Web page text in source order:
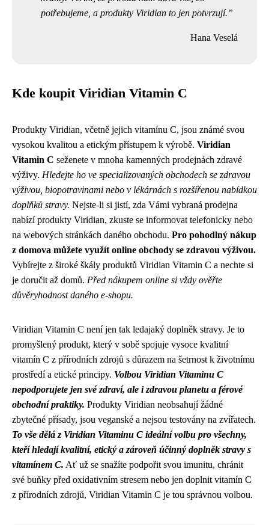
potřebujeme, a produkty Viridian to jen potvrzují.
Hana Veselá
Kde koupit Viridian Vitamin C
Produkty Viridian, včetně jejich vitamínu C, jsou známé svou
vysokou kvalitou a etickým přístupem k výrobě. Viridian
Vitamin C seženete v mnoha kamenných prodejnách zdravé
výživy. Hledejte ho ve specializovaných obchodech se zdravou
výživou, biopotravinami nebo v lékárnách s rozšířenou nabídkou
doplňků stravy. Nejste-li si jistí, zda Vámi vybraná prodejna
nabízí produkty Viridian, zkuste se informovat telefonicky nebo
na webových stránkách daného obchodu. Pro pohodlný nákup
z domova můžete využít online obchody se zdravou výživou.
Vybírejte z široké škály produktů Viridian Vitamin C a nechte si
je doručit až domů. Před nákupem online si vždy ověřte
důvěryhodnost daného e-shopu.
Viridian Vitamin C není jen tak ledajaký doplněk stravy. Je to
promyšlený produkt, který v sobě spojuje vysoce kvalitní
vitamín C z přírodních zdrojů s důrazem na šetrnost k životnímu
prostředí a etické principy. Volbou Viridian Vitaminu C
nepodporujete jen své zdraví, ale i zdravou planetu a férové
obchodní praktiky. Produkty Viridian neobsahují žádné
zbytečné přísady, jsou veganské a nejsou testovány na zvířatech.
To vše dělá z Viridian Vitaminu C ideální volbu pro všechny,
kteří hledají kvalitní, etický a zároveň účinný doplněk stravy s
vitamínem C. Ať už se snažíte podpořit svou imunitu, chránit
své buňky před oxidativním stresem nebo jen doplnit vitamín C
z přírodních zdrojů, Viridian Vitamin C je tou správnou volbou.